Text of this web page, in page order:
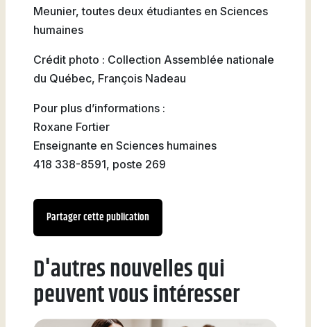
Meunier, toutes deux étudiantes en Sciences
humaines
Crédit photo : Collection Assemblée nationale
du Québec, François Nadeau
Pour plus d’informations :
Roxane Fortier
Enseignante en Sciences humaines
418 338-8591, poste 269
Partager cette publication
D'autres nouvelles qui
peuvent vous intéresser